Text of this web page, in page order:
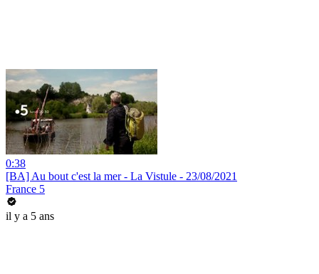
0:38
[BA] Au bout c'est la mer - La Vistule - 23/08/2021
France 5
il y a 5 ans